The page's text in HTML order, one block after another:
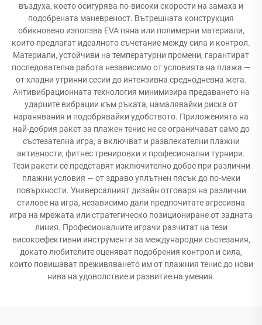
въздуха, което осигурява по-високи скорости на замаха и
подобрената маневреност. Вътрешната конструкция
обикновено използва EVA пяна или полимерни материали,
които предлагат идеалното съчетание между сила и контрол.
Материали, устойчиви на температурни промени, гарантират
последователна работа независимо от условията на плажа —
от хладни утринни сесии до интензивна среднодневна жега.
Антивибрационната технология минимизира предаването на
ударните вибрации към ръката, намалявайки риска от
наранявания и подобрявайки удобството. Приложенията на
най-добрия ракет за плажен тенис не се ограничават само до
състезателна игра, а включват и развлекателни плажни
активности, фитнес тренировки и професионални турнири.
Тези ракети се представят изключително добре при различни
плажни условия — от здраво уплътнен пясък до по-меки
повърхности. Универсалният дизайн отговаря на различни
стилове на игра, независимо дали предпочитате агресивна
игра на мрежата или стратегическо позициониране от задната
линия. Професионалните играчи разчитат на тези
високоефективни инструменти за международни състезания,
докато любителите оценяват подобрения контрол и сила,
които повишават преживяването им от плажния тенис до нови
нива на удоволствие и развитие на умения.